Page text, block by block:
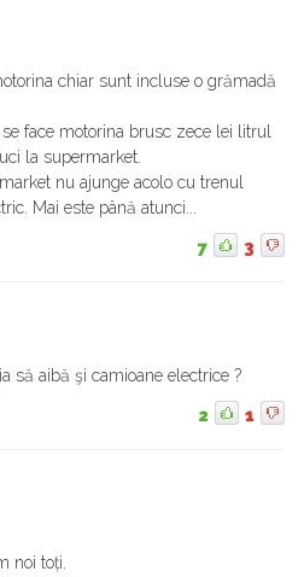
chiar sunt incluse o grămadă
face motorina brusc zece lei litrul
la supermarket.
nu ajunge acolo cu trenul
Mai este până atunci...
7 3
să aibă şi camioane electrice ?
2 1
noi toți.